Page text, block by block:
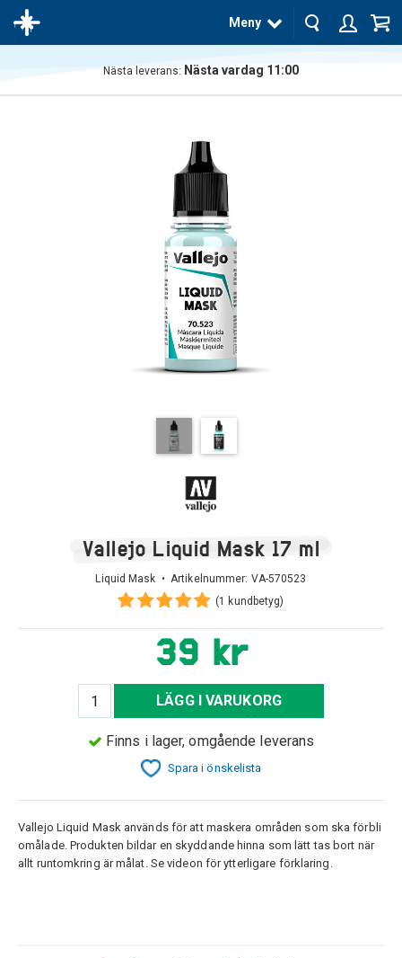
Meny
Nästa leverans: Nästa vardag 11:00
Vallejo Liquid Mask 17 ml
Liquid Mask • Artikelnummer: VA-570523
(1 kundbetyg)
39 kr
LÄGG I VARUKORG
Finns i lager, omgående leverans
Spara i önskelista
Vallejo Liquid Mask används för att maskera områden som ska förbli
omålade. Produkten bildar en skyddande hinna som lätt tas bort när
allt runtomkring är målat. Se videon för ytterligare förklaring.